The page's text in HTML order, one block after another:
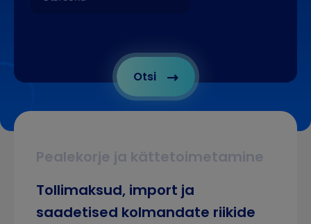
Otsi
Pealekorje ja kättetoimetamine
Tollimaksud, import ja
saadetised kolmandate riikide